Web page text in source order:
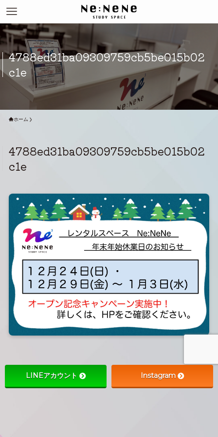
4788ed31ba09309759cb5be015b02
c1e
ホーム
4788ed31ba09309759cb5be015b02
c1e
LINEアカウント Instagram